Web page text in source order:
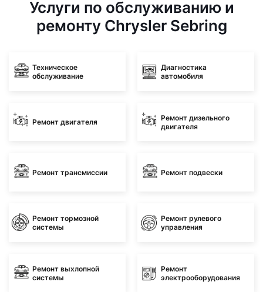
Услуги по обслуживанию и
ремонту Chrysler Sebring
Техническое
обслуживание
Диагностика
автомобиля
Ремонт двигателя
Ремонт дизельного
двигателя
Ремонт трансмиссии Ремонт подвески
Ремонт тормозной
системы
Ремонт рулевого
управления
Ремонт выхлопной
системы
Ремонт
электрооборудования